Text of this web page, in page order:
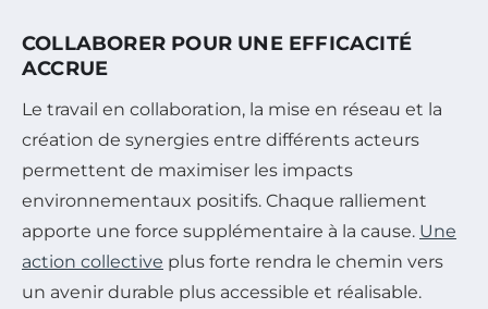
COLLABORER POUR UNE EFFICACITÉ
ACCRUE
Le travail en collaboration, la mise en réseau et la
création de synergies entre différents acteurs
permettent de maximiser les impacts
environnementaux positifs. Chaque ralliement
apporte une force supplémentaire à la cause. Une
action collective plus forte rendra le chemin vers
un avenir durable plus accessible et réalisable.